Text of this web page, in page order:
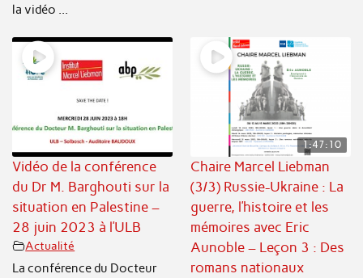
la vidéo ...
Vidéo de la conférence
du Dr M. Barghouti sur la
situation en Palestine –
28 juin 2023 à l’ULB
Actualité
La conférence du Docteur
1:47:10
Chaire Marcel Liebman
(3/3) Russie-Ukraine : La
guerre, l’histoire et les
mémoires avec Eric
Aunoble – Leçon 3 : Des
romans nationaux